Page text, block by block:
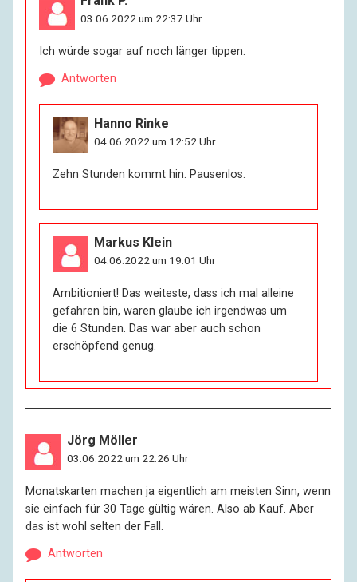
03.06.2022 um 22:37 Uhr
Ich würde sogar auf noch länger tippen.
Antworten
Hanno Rinke
04.06.2022 um 12:52 Uhr
Zehn Stunden kommt hin. Pausenlos.
Markus Klein
04.06.2022 um 19:01 Uhr
Ambitioniert! Das weiteste, dass ich mal alleine
gefahren bin, waren glaube ich irgendwas um
die 6 Stunden. Das war aber auch schon
erschöpfend genug.
Jörg Möller
03.06.2022 um 22:26 Uhr
Monatskarten machen ja eigentlich am meisten Sinn, wenn
sie einfach für 30 Tage gültig wären. Also ab Kauf. Aber
das ist wohl selten der Fall.
Antworten